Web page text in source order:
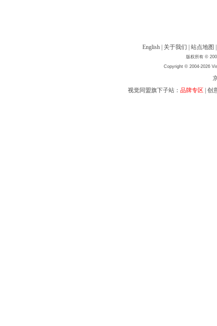
English 关于我们 站点地图
版权所有 ©
Copyright © 2004-2026
视觉同盟旗下子站： 品牌专区 创